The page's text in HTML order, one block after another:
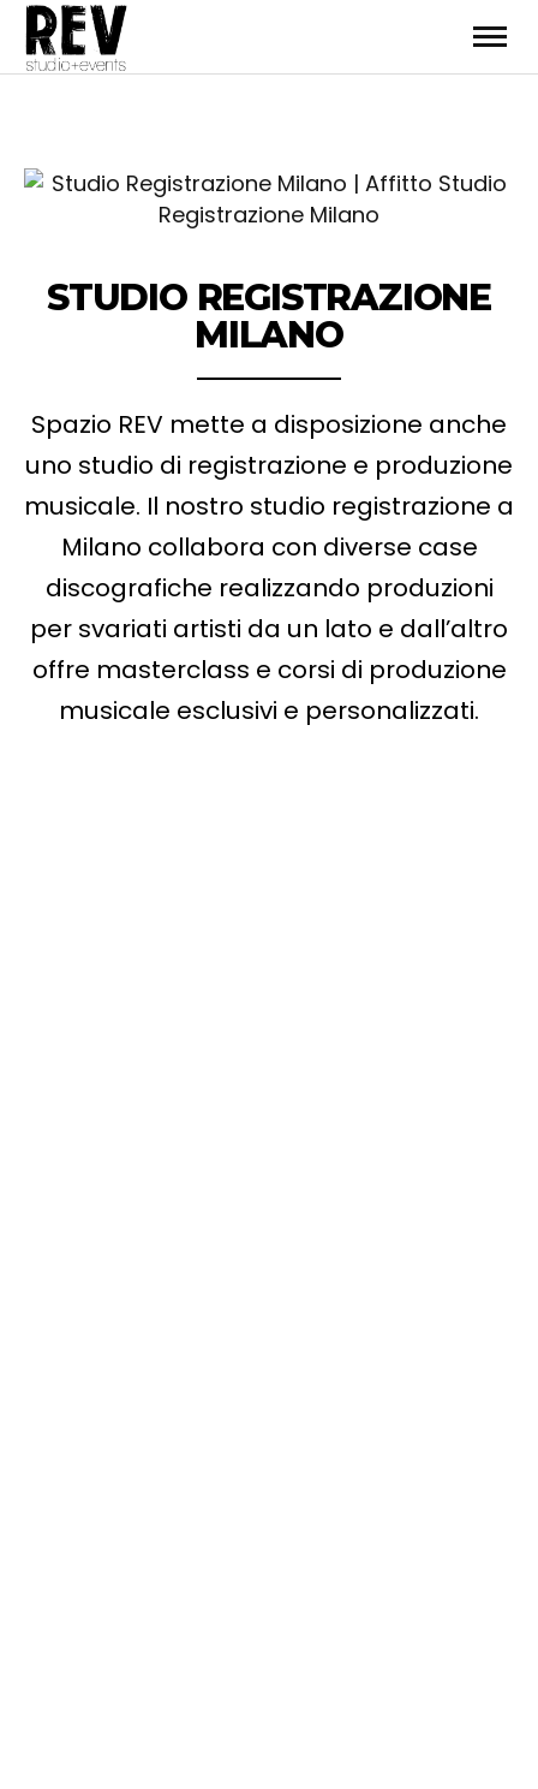
STUDIO REGISTRAZIONE
MILANO
Spazio REV mette a disposizione anche
uno studio di registrazione e produzione
musicale. Il nostro studio registrazione a
Milano collabora con diverse case
discografiche realizzando produzioni
per svariati artisti da un lato e dall’altro
offre masterclass e corsi di produzione
musicale esclusivi e personalizzati.